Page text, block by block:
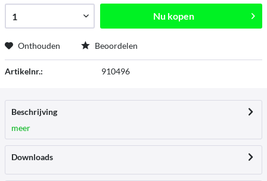
Nu kopen
Onthouden Beoordelen
Artikelnr.: 910496
Beschrijving
meer
Downloads